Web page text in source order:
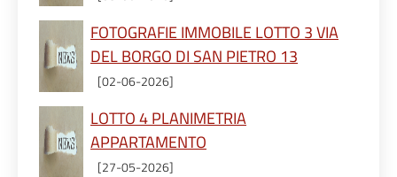
FOTOGRAFIE IMMOBILE LOTTO 3 VIA
DEL BORGO DI SAN PIETRO 13
[02-06-2026]
LOTTO 4 PLANIMETRIA
APPARTAMENTO
[27-05-2026]